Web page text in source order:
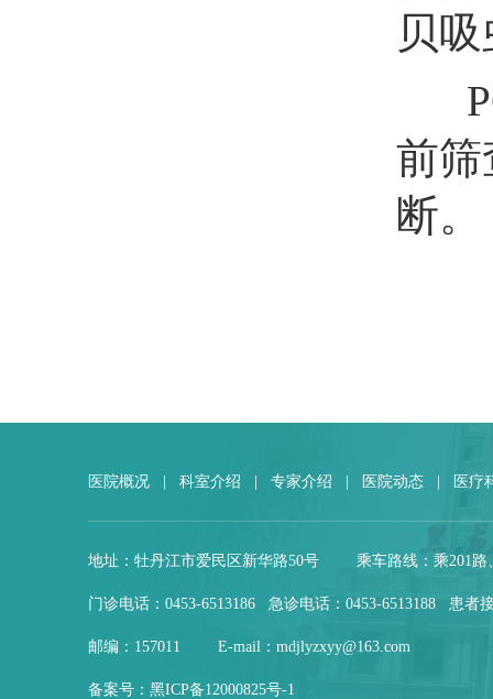
贝
前筛
断。
医院概况 科室介绍 专家介绍 医院动态 医疗
地址：牡丹江市爱民区新华路50号 乘车路线：乘201
门诊电话：0453-6513186 急诊电话：0453-6513188 患者
邮编：157011 E-mail：mdjlyzxyy@163.com
备案号： 黑ICP备12000825号-1